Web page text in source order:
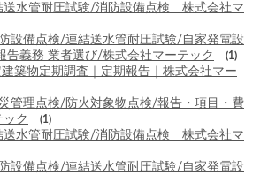
送水管耐圧試験/消防設備点検 株式会社マ
設備点検/連結送水管耐圧試験/自家発電設
告義務 業者選び/株式会社マーテック
(1)
築物定期調査｜定期報告｜株式会社マー
管理点検/防火対象物点検/報告・項目・費
ク
(1)
送水管耐圧試験/消防設備点検 株式会社マ
設備点検/連結送水管耐圧試験/自家発電設